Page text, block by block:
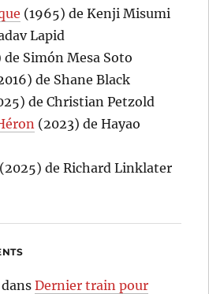
(1965) de Kenji Misumi
Lapid
de Simón Mesa Soto
de Shane Black
de Christian Petzold
(2023) de Hayao
(2025) de Richard Linklater
dansDernier train pour